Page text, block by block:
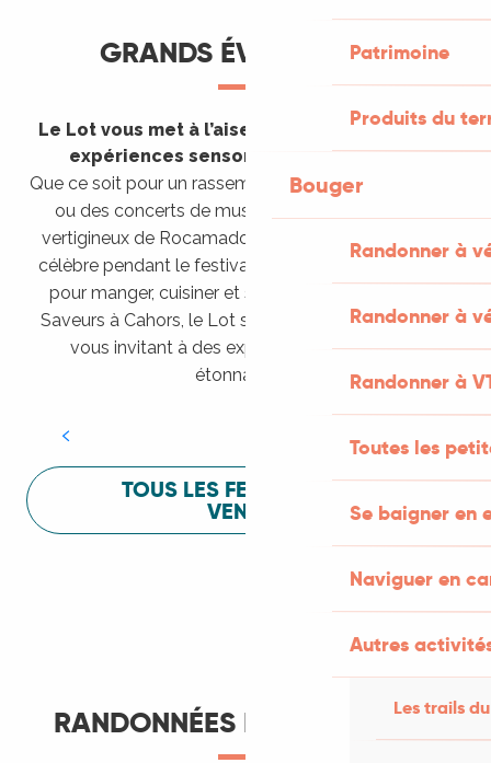
Patrimoine
Produits du
Bouger
Randonner à
Randonner à
Randonner à
Toutes les
Se baigner en
Naviguer en
Autres
Les trails
GRANDS ÉVÈNEMENTS
Le Lot vous met à l’aise en vous invitant à des
expériences sensorielles étonnantes !
Que ce soit pour un rassemblement de montgolfières
ou des concerts de musique sacrée dans le site
vertigineux de Rocamadour, pour écouter un opéra
célèbre pendant le festival de Saint-Céré ou encore
pour manger, cuisiner et s’amuser pendant Lot of
Saveurs à Cahors, le Lot sait vous mettre à l’aise en
vous invitant à des expériences sensorielles
étonnantes !
Festival Lot of Saveurs
TOUS LES FESTIVALS À
VENIR
RANDONNÉES ET ITINÉRANCE